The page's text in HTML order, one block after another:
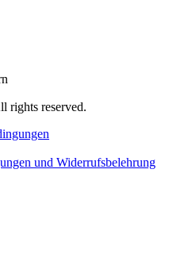
rights reserved.
und Widerrufsbelehrung